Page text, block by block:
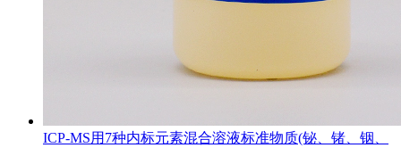
ICP-MS用7种内标元素混合溶液标准物质(铋、锗、铟、